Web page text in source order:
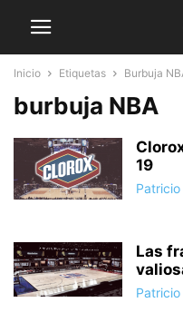
Inicio Etiquetas Burbuja
burbuja NBA
19
Patricio
Las
Patricio